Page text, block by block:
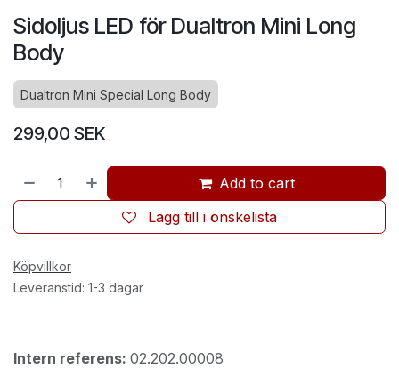
Sidoljus LED för Dualtron Mini Long
Body
Dualtron Mini Special Long Body
299,00 SEK
Add to cart
Lägg till i önskelista
Köpvillkor
Leveranstid: 1-3 dagar
Intern referens: 02.202.00008